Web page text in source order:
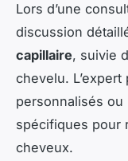
Lors d’une
discussion
capillaire, suivie
chevelu.
personnalisés ou
spécifiques pour
cheveux.